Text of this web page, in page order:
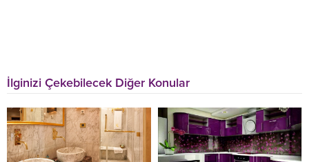
İlginizi Çekebilecek Diğer Konular